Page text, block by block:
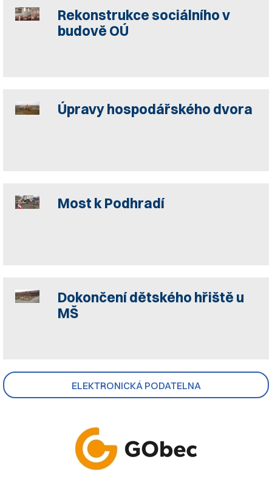
ELEKTRONICKÁ PODATELNA
Rekonstrukce sociálního v
budově OÚ
Úpravy hospodářského dvora
Most k Podhradí
Dokončení dětského hřiště u
MŠ